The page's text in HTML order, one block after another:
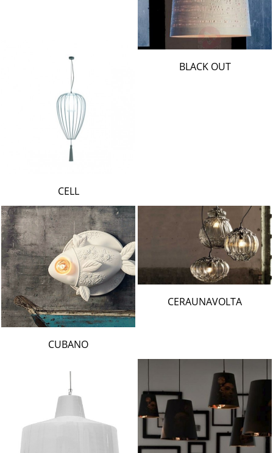
BLACK OUT
CELL
CERAUNAVOLTA
CUBANO